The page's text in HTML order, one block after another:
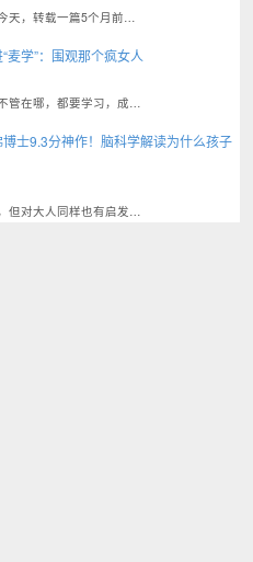
天，转载一篇5个月前…
麦学”：围观那个疯女人
管在哪，都要学习，成…
博士9.3分神作！脑科学解读为什么孩子
但对大人同样也有启发…